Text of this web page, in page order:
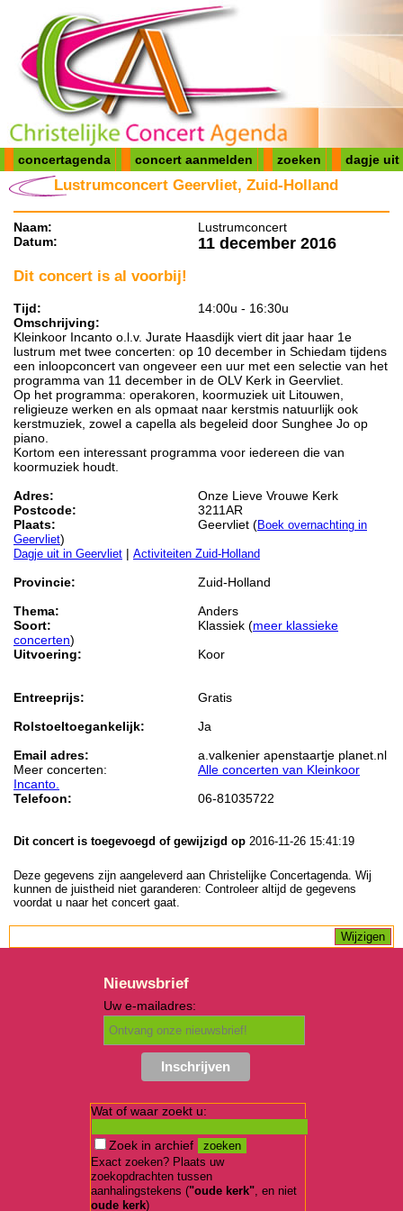
concertagenda concert aanmelden zoeken dagje uit
Lustrumconcert Geervliet, Zuid-Holland
Naam:
Lustrumconcert
Datum:
11 december 2016
Dit concert is al voorbij!
Tijd:
14:00u - 16:30u
Omschrijving:
Kleinkoor Incanto o.l.v. Jurate Haasdijk viert dit jaar haar 1e
lustrum met twee concerten: op 10 december in Schiedam tijdens
een inloopconcert van ongeveer een uur met een selectie van het
programma van 11 december in de OLV Kerk in Geervliet.
Op het programma: operakoren, koormuziek uit Litouwen,
religieuze werken en als opmaat naar kerstmis natuurlijk ook
kerstmuziek, zowel a capella als begeleid door Sunghee Jo op
piano.
Kortom een interessant programma voor iedereen die van
koormuziek houdt.
Adres:
Onze Lieve Vrouwe Kerk
Postcode:
3211AR
Plaats:
Geervliet (Boek overnachting in
Geervliet)
Dagje uit in Geervliet | Activiteiten Zuid-Holland
Provincie:
Zuid-Holland
Thema:
Anders
Soort:
Klassiek (meer klassieke
concerten)
Uitvoering:
Koor
Entreeprijs:
Gratis
Rolstoeltoegankelijk:
Ja
Email adres:
a.valkenier apenstaartje planet.nl
Meer concerten:
Alle concerten van Kleinkoor
Incanto.
Telefoon:
06-81035722
Dit concert is toegevoegd of gewijzigd op 2016-11-26 15:41:19
Deze gegevens zijn aangeleverd aan Christelijke Concertagenda. Wij
kunnen de juistheid niet garanderen: Controleer altijd de gegevens
voordat u naar het concert gaat.
Nieuwsbrief
Uw e-mailadres:
Wat of waar zoekt u:
Zoek in archief
Exact zoeken? Plaats uw
zoekopdrachten tussen
aanhalingstekens ("oude kerk", en niet
oude kerk)